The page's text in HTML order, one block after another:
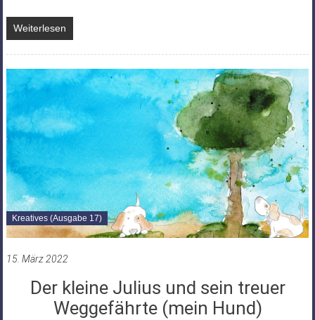
Weiterlesen
Kreatives (Ausgabe 17)
15. März 2022
Der kleine Julius und sein treuer
Weggefährte (mein Hund)